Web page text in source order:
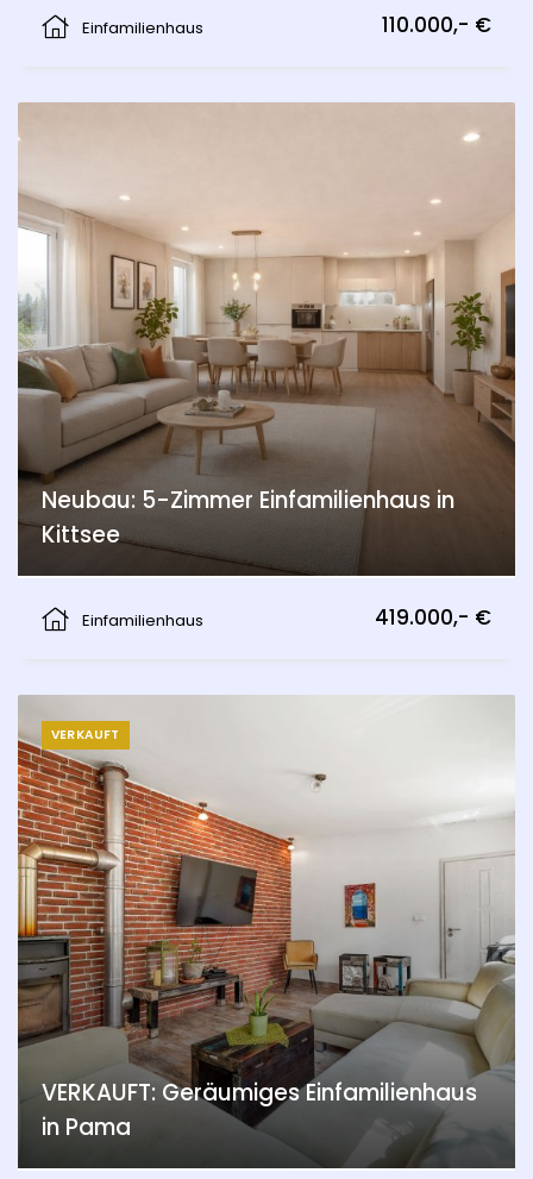
Einfamilienhaus
110.000,- €
Neubau: 5-Zimmer Einfamilienhaus in
Kittsee
Einfamilienhaus
419.000,- €
VERKAUFT
VERKAUFT: Geräumiges Einfamilienhaus
in Pama